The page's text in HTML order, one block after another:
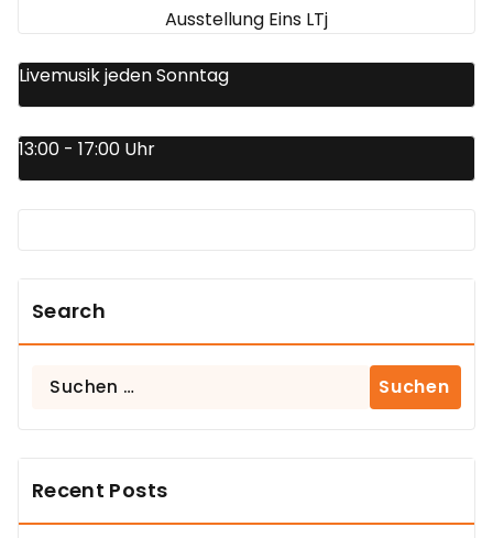
Ausstellung Eins LTj
Livemusik jeden Sonntag
13:00 - 17:00 Uhr
Search
Suchen
Recent Posts